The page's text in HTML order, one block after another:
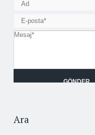
Ara